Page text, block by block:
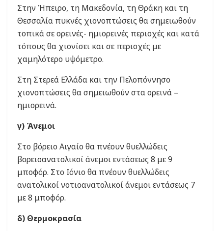
Στην Ήπειρο, τη Μακεδονία, τη Θράκη και τη
Θεσσαλία πυκνές χιονοπτώσεις θα σημειωθούν
τοπικά σε ορεινές- ημιορεινές περιοχές και κατά
τόπους θα χιονίσει και σε περιοχές με
χαμηλότερο υψόμετρο.
Στη Στερεά Ελλάδα και την Πελοπόννησο
χιονοπτώσεις θα σημειωθούν στα ορεινά –
ημιορεινά.
γ) Άνεμοι
Στο βόρειο Αιγαίο θα πνέουν θυελλώδεις
βορειοανατολικοί άνεμοι εντάσεως 8 με 9
μποφόρ. Στο Ιόνιο θα πνέουν θυελλώδεις
ανατολικοί νοτιοανατολικοί άνεμοι εντάσεως 7
με 8 μποφόρ.
δ) Θερμοκρασία